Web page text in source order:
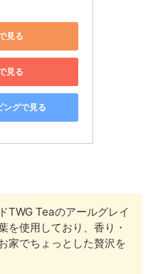
見る
見る
ングで見る
TWG Teaのアールグレイ
を使用しており、香り・
家でちょっとした贅沢を